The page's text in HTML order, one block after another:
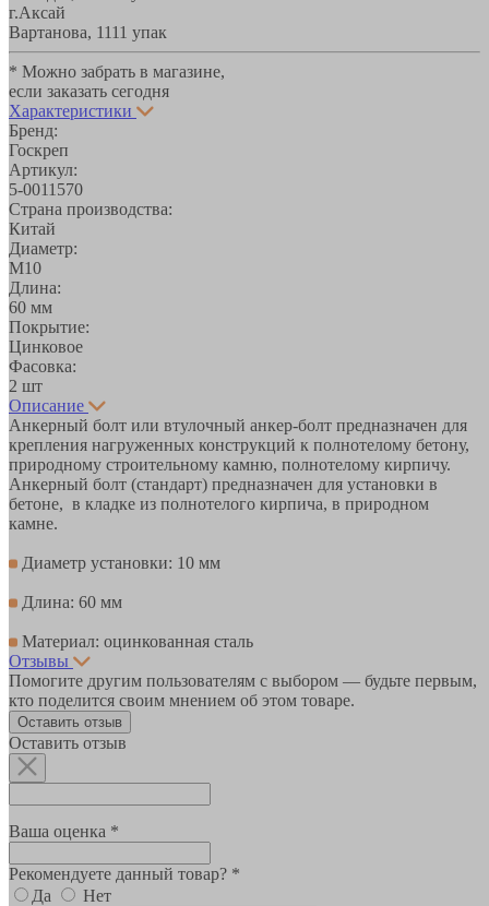
г.Аксай
Вартанова, 1111 упак
* Можно забрать в магазине,
если заказать сегодня
Характеристики
Бренд:
Госкреп
Артикул:
5-0011570
Страна производства:
Китай
Диаметр:
М10
Длина:
60 мм
Покрытие:
Цинковое
Фасовка:
2 шт
Описание
Анкерный болт или втулочный анкер-болт предназначен для
крепления нагруженных конструкций к полнотелому бетону,
природному строительному камню, полнотелому кирпичу.
Анкерный болт (стандарт) предназначен для установки в
бетоне, в кладке из полнотелого кирпича, в природном
камне.
Диаметр установки: 10 мм
Длина: 60 мм
Материал: оцинкованная сталь
Отзывы
Помогите другим пользователям с выбором — будьте первым,
кто поделится своим мнением об этом товаре.
Оставить отзыв
Оставить отзыв
Ваша оценка *
Рекомендуете данный товар? *
Да
Нет